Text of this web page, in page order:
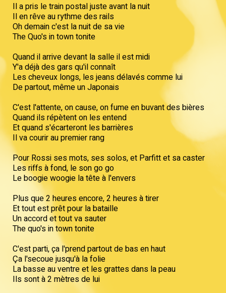
Il a pris le train postal juste avant la nuit
Il en rêve au rythme des rails
Oh demain c'est la nuit de sa vie
The Quo's in town tonite
Quand il arrive devant la salle il est midi
Y'a déjà des gars qu'il connaît
Les cheveux longs, les jeans délavés comme lui
De partout, même un Japonais
C'est l'attente, on cause, on fume en buvant des bières
Quand ils répètent on les entend
Et quand s'écarteront les barrières
Il va courir au premier rang
Pour Rossi ses mots, ses solos, et Parfitt et sa caster
Les riffs à fond, le son go go
Le boogie woogie la tête à l'envers
Plus que 2 heures encore, 2 heures à tirer
Et tout est prêt pour la bataille
Un accord et tout va sauter
The quo's in town tonite
C'est parti, ça l'prend partout de bas en haut
Ça l'secoue jusqu'à la folie
La basse au ventre et les grattes dans la peau
Ils sont à 2 mètres de lui